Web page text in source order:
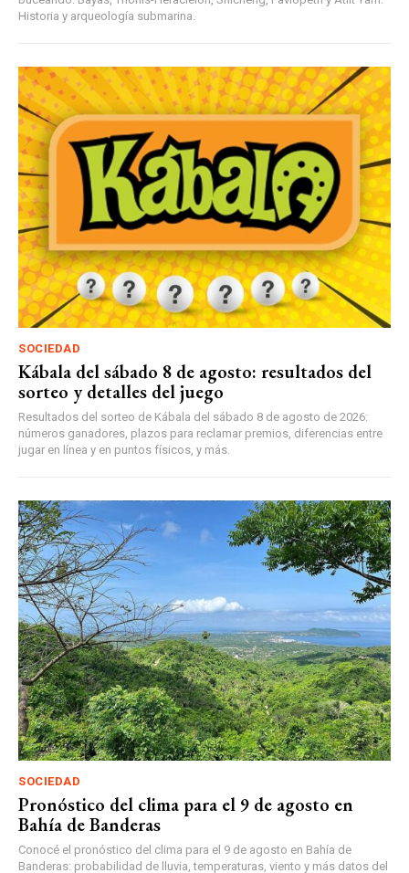
Historia y arqueología submarina.
SOCIEDAD
Kábala del sábado 8 de agosto: resultados del
sorteo y detalles del juego
Resultados del sorteo de Kábala del sábado 8 de agosto de 2026:
números ganadores, plazos para reclamar premios, diferencias entre
jugar en línea y en puntos físicos, y más.
SOCIEDAD
Pronóstico del clima para el 9 de agosto en
Bahía de Banderas
Conocé el pronóstico del clima para el 9 de agosto en Bahía de
Banderas: probabilidad de lluvia, temperaturas, viento y más datos del